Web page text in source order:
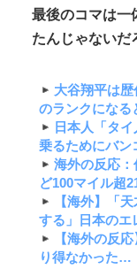
最後のコマは一
たんじゃないだ
大谷翔平は
のランクになる
日本人「タ
乗るためにバン
海外の反応
ど100マイル超
【海外】「
する」日本のエ
【海外の反
り得なかった…